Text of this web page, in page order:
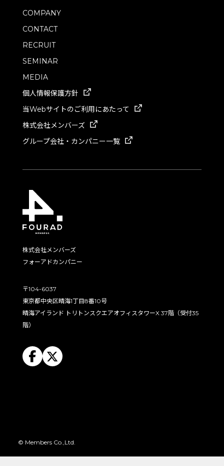
株式会社メンバーズ
フォーアドカンパニー
〒104-6037
東京都中央区晴海1丁目8番10号
晴海アイランド トリトンスクエアオフィスタワーX 37階（受付35
階）
COMPANY
CONTACT
RECRUIT
SEMINAR
MEDIA
個人情報保護方針
当Webサイトのご利用にあたって
株式会社メンバーズ
グループ会社・カンパニー一覧
© Members Co.,Ltd.